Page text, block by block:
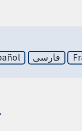
فارسی